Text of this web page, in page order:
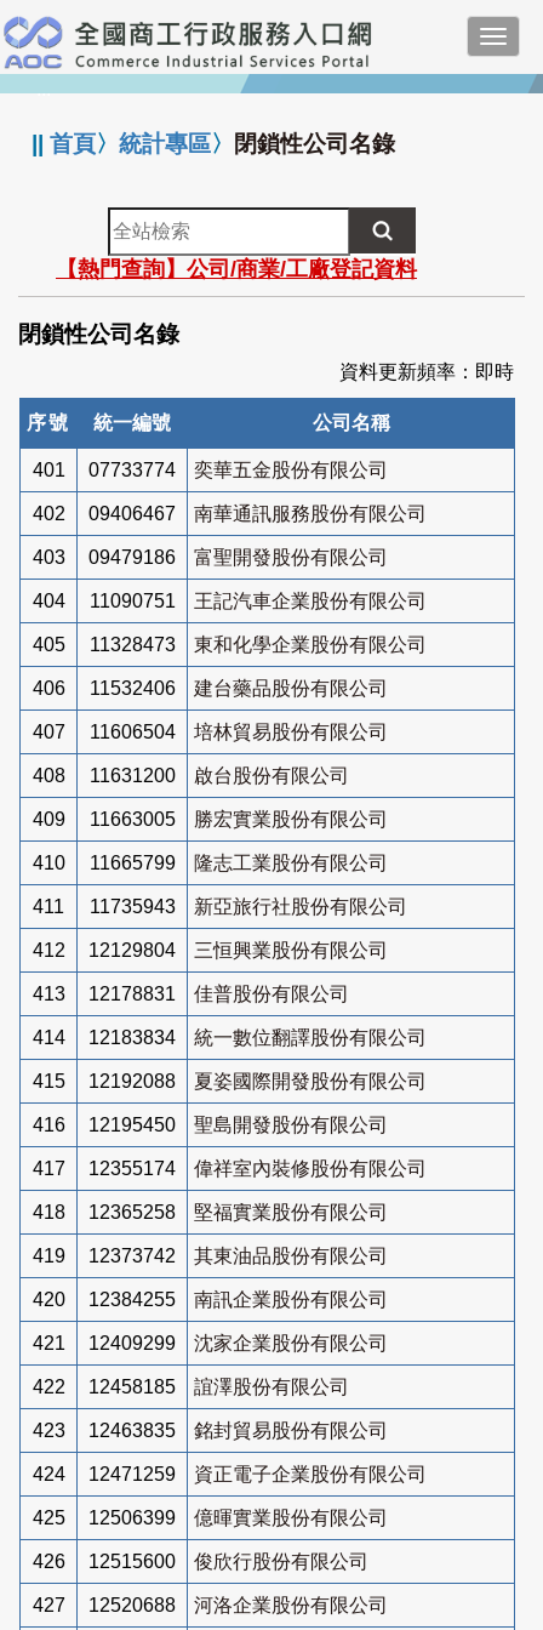
跳
到
主
要
:::
||首頁〉統計專區〉 閉鎖性公司名錄
全
站
檢
索
【熱門查詢】公司/商業/工廠登記資料
閉鎖性公司名錄
資料更新頻率：即時
序號 統一編號 公司名稱
401 07733774 奕華五金股份有限公司
402 09406467 南華通訊服務股份有限公司
403 09479186 富聖開發股份有限公司
404 11090751 王記汽車企業股份有限公司
405 11328473 東和化學企業股份有限公司
406 11532406 建台藥品股份有限公司
407 11606504 培林貿易股份有限公司
408 11631200 啟台股份有限公司
409 11663005 勝宏實業股份有限公司
410 11665799 隆志工業股份有限公司
411 11735943 新亞旅行社股份有限公司
412 12129804 三恒興業股份有限公司
413 12178831 佳普股份有限公司
414 12183834 統一數位翻譯股份有限公司
415 12192088 夏姿國際開發股份有限公司
416 12195450 聖島開發股份有限公司
417 12355174 偉祥室內裝修股份有限公司
418 12365258 堅福實業股份有限公司
419 12373742 其東油品股份有限公司
420 12384255 南訊企業股份有限公司
421 12409299 沈家企業股份有限公司
422 12458185 誼澤股份有限公司
423 12463835 銘封貿易股份有限公司
424 12471259 資正電子企業股份有限公司
425 12506399 億暉實業股份有限公司
426 12515600 俊欣行股份有限公司
427 12520688 河洛企業股份有限公司